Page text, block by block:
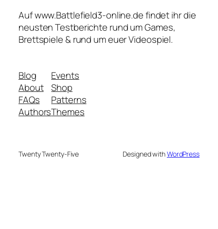
Auf www.Battlefield3-online.de findet ihr die
neusten Testberichte rund um Games,
Brettspiele & rund um euer Videospiel.
Blog
About
FAQs
Authors
Events
Shop
Patterns
Themes
Twenty Twenty-Five Designed withWordPress